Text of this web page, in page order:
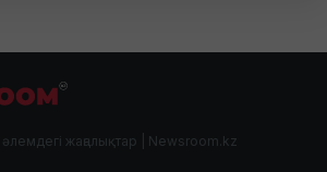
әлемдегі жаңалықтар | Newsroom.kz